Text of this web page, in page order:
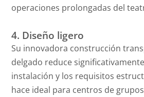
operaciones prolongadas del
4. Diseño ligero
Su innovadora construcción
delgado reduce
instalación y los requisitos
hace ideal para centros de